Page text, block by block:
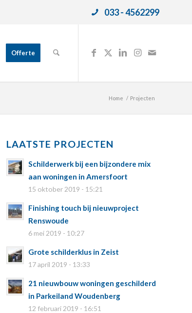
033 - 4562299
Offerte
Home / Projecten
LAATSTE PROJECTEN
Schilderwerk bij een bijzondere mix
aan woningen in Amersfoort
15 oktober 2019 - 15:21
Finishing touch bij nieuwproject
Renswoude
6 mei 2019 - 10:27
Grote schilderklus in Zeist
17 april 2019 - 13:33
21 nieuwbouw woningen geschilderd
in Parkeiland Woudenberg
12 februari 2019 - 16:51